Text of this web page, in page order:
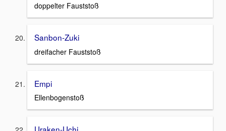
doppelter Fauststoß
Sanbon-Zuki
dreifacher Fauststoß
Empi
Ellenbogenstoß